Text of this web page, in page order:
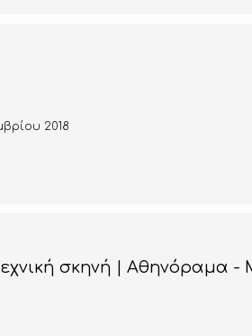
2018
σκηνή | Αθηνόραμα